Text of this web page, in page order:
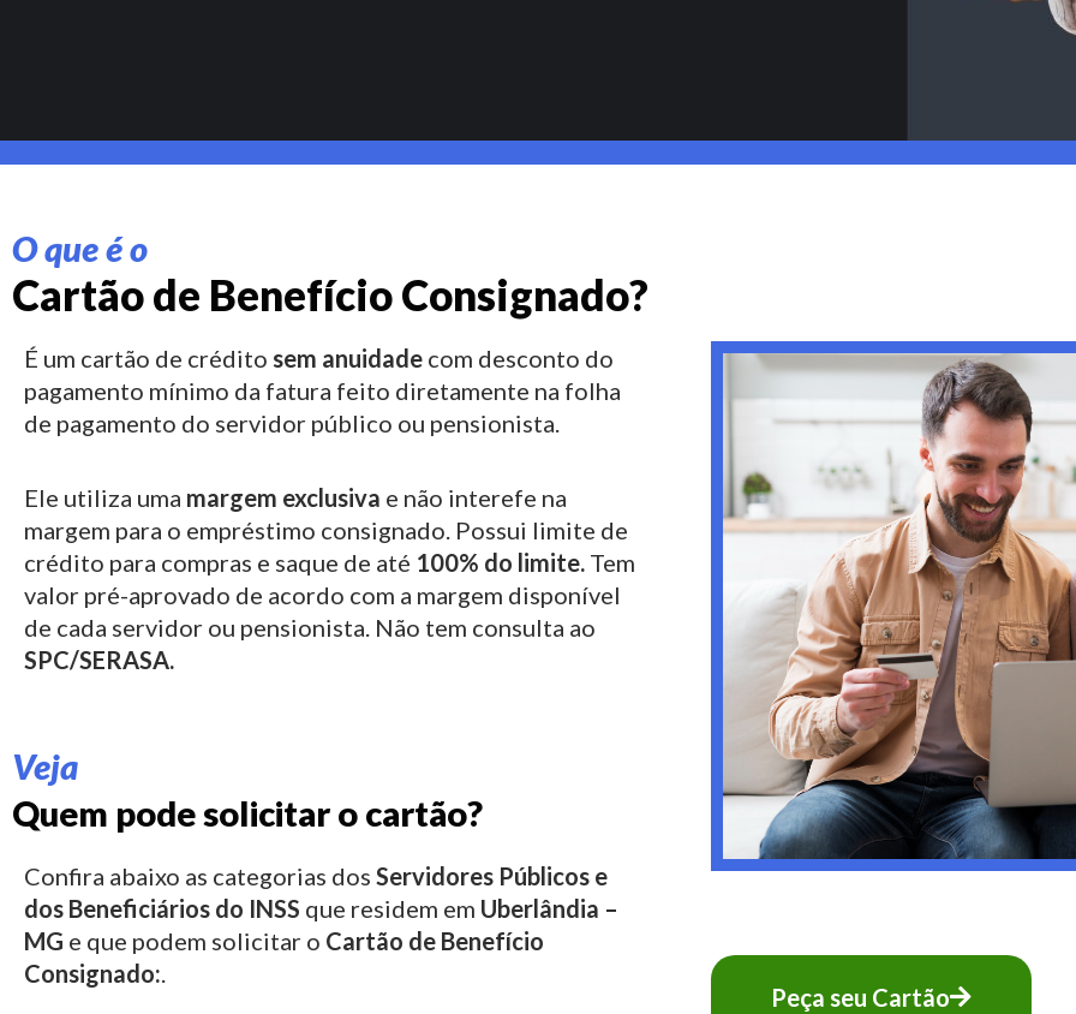
O que é o
Cartão de Benefício Consignado?
É um cartão de crédito sem anuidade com desconto do
pagamento mínimo da fatura feito diretamente na folha
de pagamento do servidor público ou pensionista.
Ele utiliza uma margem exclusiva e não interefe na
margem para o empréstimo consignado. Possui limite de
crédito para compras e saque de até 100% do limite. Tem
valor pré-aprovado de acordo com a margem disponível
de cada servidor ou pensionista. Não tem consulta ao
SPC/SERASA.
Veja
Quem pode solicitar o cartão?
Confira abaixo as categorias dos Servidores Públicos e
dos Beneficiários do INSS que residem em Uberlândia –
MG e que podem solicitar o Cartão de Benefício
Consignado:.
Peça seu Cartão